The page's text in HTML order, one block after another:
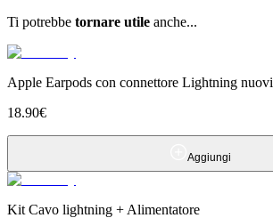
Ti potrebbe tornare utile anche...
Apple Earpods con connettore Lightning nuovi
18.90€
Aggiungi
Kit Cavo lightning + Alimentatore